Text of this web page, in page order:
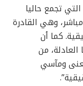
تجمع حاليا
وهي القادرة
كما أن
من
ومآسي